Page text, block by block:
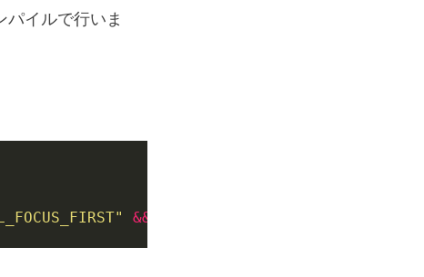
イルで行いま
&&